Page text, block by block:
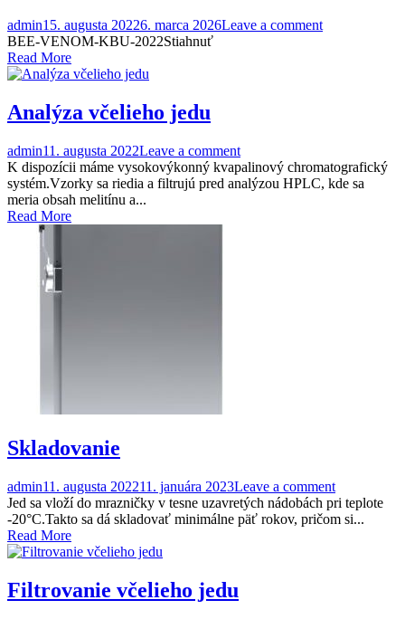
admin15. augusta 20226. marca 2026Leave a comment
BEE-VENOM-KBU-2022Stiahnuť
Read More
Analýza včelieho jedu
admin11. augusta 2022Leave a comment
K dispozícii máme vysokovýkonný kvapalinový chromatografický
systém.Vzorky sa riedia a filtrujú pred analýzou HPLC, kde sa
meria obsah melitínu a...
Read More
Skladovanie
admin11. augusta 202211. januára 2023Leave a comment
Jed sa vloží do mrazničky v tesne uzavretých nádobách pri teplote
-20°C.Takto sa dá skladovať minimálne päť rokov, pričom si...
Read More
Filtrovanie včelieho jedu